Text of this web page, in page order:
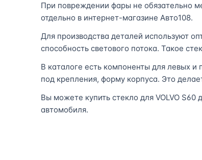
При повреждении фары не обязательно
отдельно в интернет-магазине Авто108.
Для производства деталей используют
способность светового потока. Такое
В каталоге есть компоненты для левых и
под крепления, форму корпуса. Это
Вы можете купить стекло для VOLVO S60
автомобиля.